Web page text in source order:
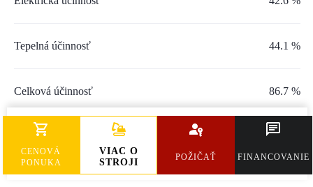
KONTAKTY
Tepelná účinnosť 44.1 %
Celková účinnosť 86.7 %
Hmotnosť 17620 kg
CENOVÁ
PONUKA
VIAC O
STROJI
POŽIČAŤ FINANCOVANIE